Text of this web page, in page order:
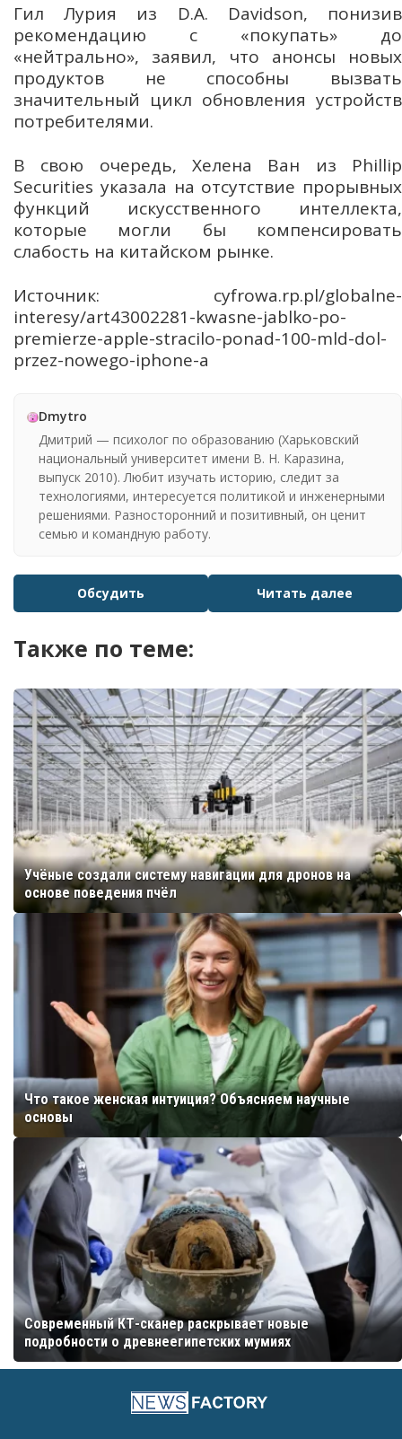
Гил Лурия из D.A. Davidson, понизив
рекомендацию с «покупать» до
«нейтрально», заявил, что анонсы новых
продуктов не способны вызвать
значительный цикл обновления устройств
потребителями.
В свою очередь, Хелена Ван из Phillip
Securities указала на отсутствие прорывных
функций искусственного интеллекта,
которые могли бы компенсировать
слабость на китайском рынке.
Источник: cyfrowa.rp.pl/globalne-
interesy/art43002281-kwasne-jablko-po-
premierze-apple-stracilo-ponad-100-mld-dol-
przez-nowego-iphone-a
Dmytro
Дмитрий — психолог по образованию (Харьковский
национальный университет имени В. Н. Каразина,
выпуск 2010). Любит изучать историю, следит за
технологиями, интересуется политикой и инженерными
решениями. Разносторонний и позитивный, он ценит
семью и командную работу.
Обсудить Читать далее
Также по теме:
Учёные создали систему навигации для дронов на
основе поведения пчёл
Что такое женская интуиция? Объясняем научные
основы
Современный КТ-сканер раскрывает новые
подробности о древнеегипетских мумиях